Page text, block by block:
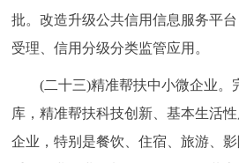
批。改造升级公共信用信息服务平
受理、信用分级分类监管应用。
(二十三)精准帮扶中小微企业。
库，精准帮扶科技创新、基本生活
企业，特别是餐饮、住宿、旅游、